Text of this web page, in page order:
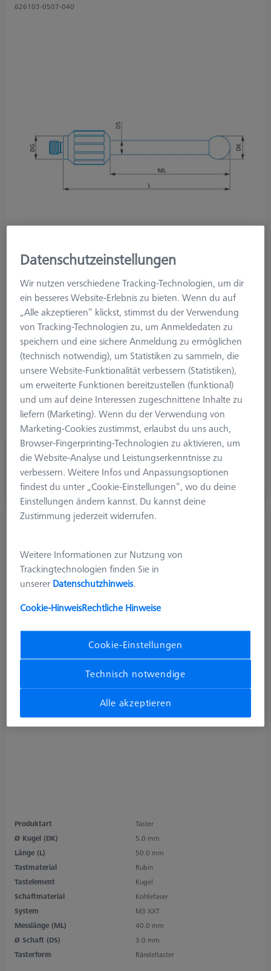
626103-0507-040
Taster
Länge (L)
Rubin
Tastelement
Schaftmaterial
3.0 mm
Tasterform
CHF 56.00
zzgl. USt.
Verfügbar
Rändeltaster M3 XXT, DK5 L50
Produktart
Taster
Ø Kugel (DK)
5.0 mm
Länge (L)
50.0 mm
Tastmaterial
Rubin
Tastelement
Kugel
Schaftmaterial
Kohlefaser
System
M3 XXT
Messlänge (ML)
40.0 mm
Ø Schaft (DS)
3.0 mm
Tasterform
Rändeltaster
Datenschutzeinstellungen
Wir nutzen verschiedene Tracking-Technologien, um dir
ein besseres Website-Erlebnis zu bieten. Wenn du auf
„Alle akzeptieren“ klickst, stimmst du der Verwendung
von Tracking-Technologien zu, um Anmeldedaten zu
speichern und eine sichere Anmeldung zu ermöglichen
(technisch notwendig), um Statistiken zu sammeln, die
unsere Website-Funktionalität verbessern (Statistiken),
um erweiterte Funktionen bereitzustellen (funktional)
und um auf deine Interessen zugeschnittene Inhalte zu
liefern (Marketing). Wenn du der Verwendung von
Marketing-Cookies zustimmst, erlaubst du uns auch,
Browser-Fingerprinting-Technologien zu aktivieren, um
die Website-Analyse und Leistungserkenntnisse zu
verbessern. Weitere Infos und Anpassungsoptionen
findest du unter „Cookie-Einstellungen“, wo du deine
Einstellungen ändern kannst. Du kannst deine
Zustimmung jederzeit widerrufen.
Weitere Informationen zur Nutzung von
Trackingtechnologien finden Sie in
unserer Datenschutzhinweis.
Cookie-HinweisRechtliche Hinweise
Cookie-Einstellungen
Technisch notwendige
Alle akzeptieren